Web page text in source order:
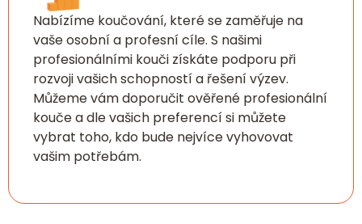
Nabízíme koučování, které se zaměřuje na
vaše osobní a profesní cíle. S našimi
profesionálními kouči získáte podporu při
rozvoji vašich schopností a řešení výzev.
Můžeme vám doporučit ověřené profesionální
kouče a dle vašich preferencí si můžete
vybrat toho, kdo bude nejvíce vyhovovat
vašim potřebám.